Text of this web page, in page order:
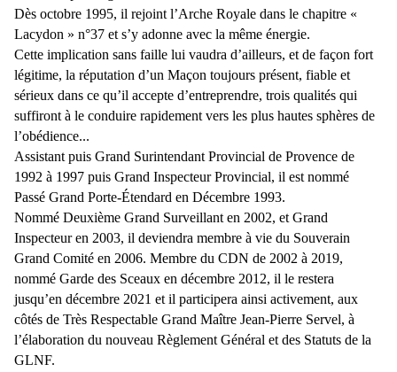
Dès octobre 1995, il rejoint l’Arche Royale dans le chapitre «
Lacydon » n°37 et s’y adonne avec la même énergie.
Cette implication sans faille lui vaudra d’ailleurs, et de façon fort
légitime, la réputation d’un Maçon toujours présent, fiable et
sérieux dans ce qu’il accepte d’entreprendre, trois qualités qui
suffiront à le conduire rapidement vers les plus hautes sphères de
l’obédience...
Assistant puis Grand Surintendant Provincial de Provence de
1992 à 1997 puis Grand Inspecteur Provincial, il est nommé
Passé Grand Porte-Étendard en Décembre 1993.
Nommé Deuxième Grand Surveillant en 2002, et Grand
Inspecteur en 2003, il deviendra membre à vie du Souverain
Grand Comité en 2006. Membre du CDN de 2002 à 2019,
nommé Garde des Sceaux en décembre 2012, il le restera
jusqu’en décembre 2021 et il participera ainsi activement, aux
côtés de Très Respectable Grand Maître Jean-Pierre Servel, à
l’élaboration du nouveau Règlement Général et des Statuts de la
GLNF.